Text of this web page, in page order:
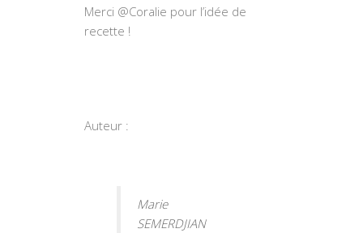
Merci @Coralie pour l’idée de
recette !
Auteur :
Marie
SEMERDJIAN